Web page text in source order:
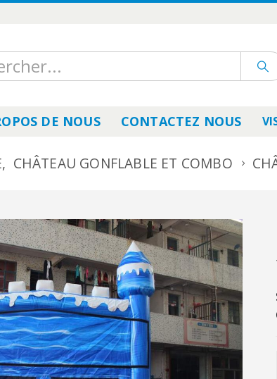
DE NOUS CONTACTEZ NOUS
, CHÂTEAU GONFLABLE ET COMBO